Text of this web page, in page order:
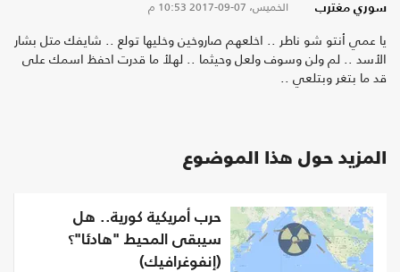
سوري مغترب الخميس، 07-09-2017 10:53 م
يا عمي أنتو شو ناطر .. اخلعهم صاروخين وخليها تولع .. شايفك متل بشار
الأسد .. لم ولن وسوف ولعل وحيثما .. لهلأ ما قدرت احفظ اسمك على
قد ما بتغر وبتلعي ..
المزيد حول هذا الموضوع
حرب أمريكية كورية.. هل
سيبقى المحيط "هادئا"؟
(إنفوغرافيك)